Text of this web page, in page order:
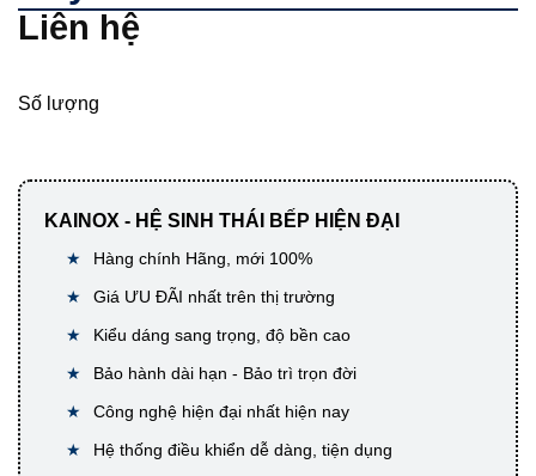
Liên hệ
Số lượng
KAINOX - HỆ SINH THÁI BẾP HIỆN ĐẠI
Hàng chính Hãng, mới 100%
Giá ƯU ĐÃI nhất trên thị trường
Kiểu dáng sang trọng, độ bền cao
Bảo hành dài hạn - Bảo trì trọn đời
Công nghệ hiện đại nhất hiện nay
Hệ thống điều khiển dễ dàng, tiện dụng